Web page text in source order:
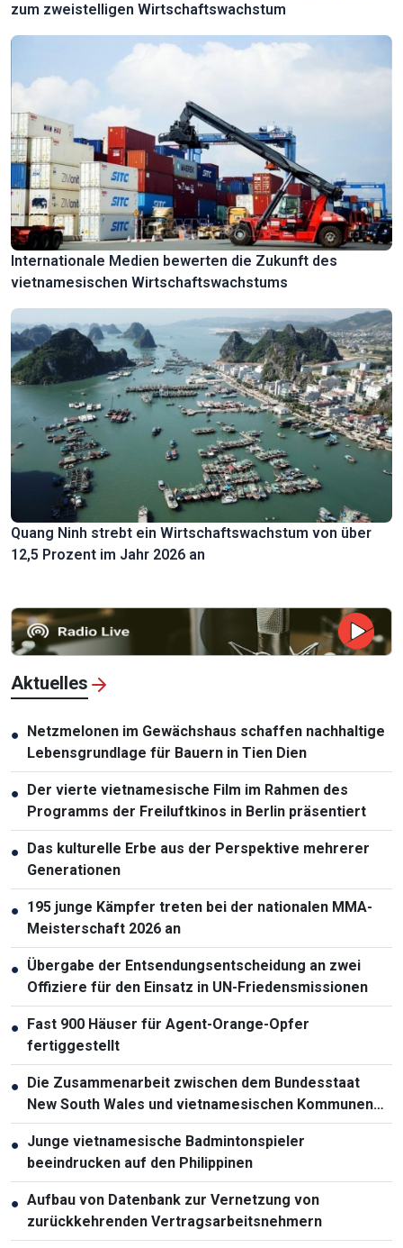
zum zweistelligen Wirtschaftswachstum
Internationale Medien bewerten die Zukunft des
vietnamesischen Wirtschaftswachstums
Quang Ninh strebt ein Wirtschaftswachstum von über
12,5 Prozent im Jahr 2026 an
Aktuelles
● Netzmelonen im Gewächshaus schaffen nachhaltige
Lebensgrundlage für Bauern in Tien Dien
● Der vierte vietnamesische Film im Rahmen des
Programms der Freiluftkinos in Berlin präsentiert
● Das kulturelle Erbe aus der Perspektive mehrerer
Generationen
● 195 junge Kämpfer treten bei der nationalen MMA-
Meisterschaft 2026 an
● Übergabe der Entsendungsentscheidung an zwei
Offiziere für den Einsatz in UN-Friedensmissionen
● Fast 900 Häuser für Agent-Orange-Opfer
fertiggestellt
● Die Zusammenarbeit zwischen dem Bundesstaat
New South Wales und vietnamesischen Kommunen
weiter vertiefen
● Junge vietnamesische Badmintonspieler
beeindrucken auf den Philippinen
● Aufbau von Datenbank zur Vernetzung von
zurückkehrenden Vertragsarbeitsnehmern